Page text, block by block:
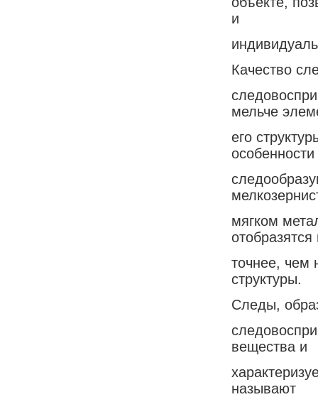
и
Качество
мельче
его
особенности
мягком
точнее, чем
структуры.
Следы,
вещества и
называют